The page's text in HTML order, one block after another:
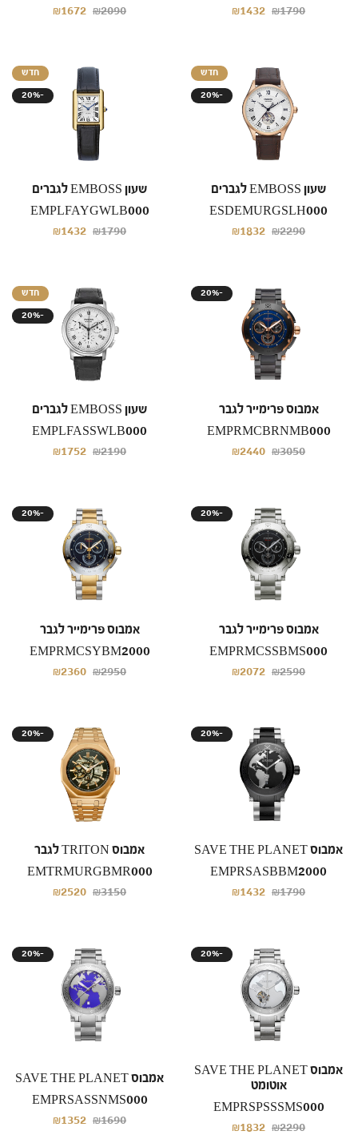
₪1672 ₪2090 ₪1432 ₪1790
חדש
20%-
שעון EMBOSS לגברים
EMPLFAYGWLB000
₪1432 ₪1790
חדש
20%-
שעון EMBOSS לגברים
ESDEMURGSLH000
₪1832 ₪2290
חדש
20%-
שעון EMBOSS לגברים
EMPLFASSWLB000
₪1752 ₪2190
20%-
אמבוס פרימייר לגבר
EMPRMCBRNMB000
₪2440 ₪3050
20%-
אמבוס פרימייר לגבר
EMPRMCSYBM2000
₪2360 ₪2950
20%-
אמבוס פרימייר לגבר
EMPRMCSSBMS000
₪2072 ₪2590
20%-
אמבוס TRITON לגבר
EMTRMURGBMR000
₪2520 ₪3150
20%-
אמבוס SAVE THE PLANET
EMPRSASBBM2000
₪1432 ₪1790
20%-
אמבוס SAVE THE PLANET
EMPRSASSNMS000
₪1352 ₪1690
20%-
אמבוס SAVE THE PLANET
אוטומט
EMPRSPSSSMS000
₪1832 ₪2290